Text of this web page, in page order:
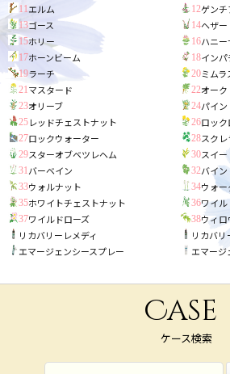
11エルム 12ゲンチ
13ゴース 14ヘザー
15ホリー 16ハニ
17ホーンビーム 18イン
19ラーチ 20ミムラ
21 マスタード 22オーク
23オリーブ 24パイン
25 レッドチェストナット 26ロック
27ロックウォーター 28スク
29スターオブベツレヘム 30スイ
31 バーベイン 32バイン
33ウォルナット 34ウォ
35ホワイトチェストナット 36ワイ
37ワイルドローズ 38ウィロ
リカバリーレメディ
リカバリ
エマージェンシースプレー
エマージ
Case
ケース検索